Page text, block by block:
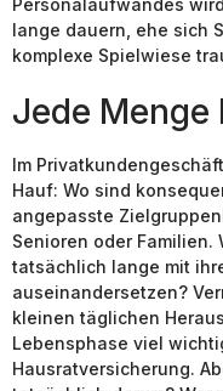
Personalaufwandes
lange dauern, ehe sich
komplexe Spielwiese
Jede
Im
Hauf: Wo sind
angepasste
Senioren oder Familien.
tatsächlich lange mit
auseinandersetzen?
kleinen täglichen
Lebensphase viel
Hausratversicherung.